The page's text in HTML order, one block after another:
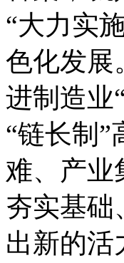
“大力实
色化发展
进制造业
“链长制
难、产
夯实基础
出新的活